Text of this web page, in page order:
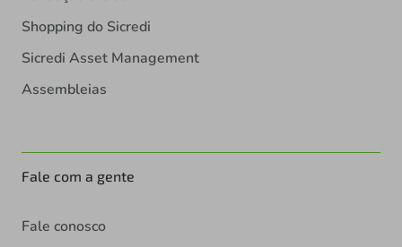
Shopping do Sicredi
Sicredi Asset Management
Assembleias
Fale com a gente
Fale conosco